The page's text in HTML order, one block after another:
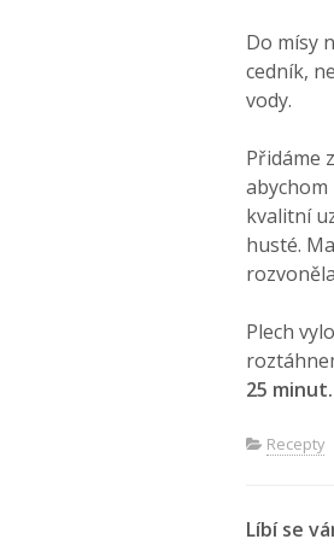
Do mísy
cedník,
vody.
Přidáme
kvalitní
husté.
Plech
25 minut.
Recepty
Líbí se